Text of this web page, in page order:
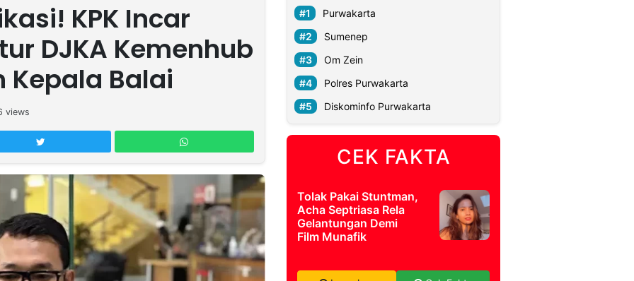
KPK Incar
DJKA Kemenhub
Kepala Balai
views
Purwakarta
Sumenep
Om Zein
Polres Purwakarta
Diskominfo Purwakarta
CEK FAKTA
Tolak Pakai Stuntman,
Acha Septriasa Rela
Gelantungan Demi
Film Munafik